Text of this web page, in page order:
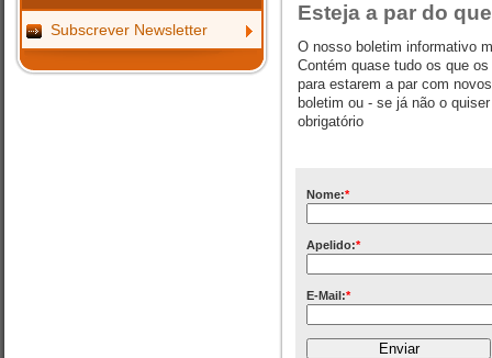
Subscrever Newsletter
Esteja a par do
O nosso boletim informativo
Contém quase tudo os que
para estarem a par com
boletim ou - se já não o
obrigatório
Nome:*
Apelido:*
E-Mail:*